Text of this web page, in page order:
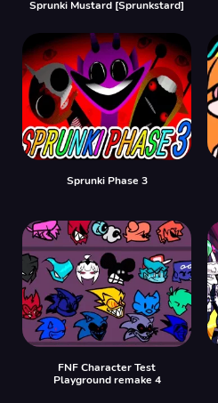
Sprunki Mustard [Sprunkstard]
Sprunki Phase 3
FNF Character Test
Playground remake 4